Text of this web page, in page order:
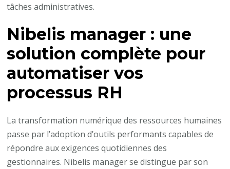
tâches administratives.
Nibelis manager : une
solution complète pour
automatiser vos
processus RH
La transformation numérique des ressources humaines
passe par l’adoption d’outils performants capables de
répondre aux exigences quotidiennes des
gestionnaires. Nibelis manager se distingue par son